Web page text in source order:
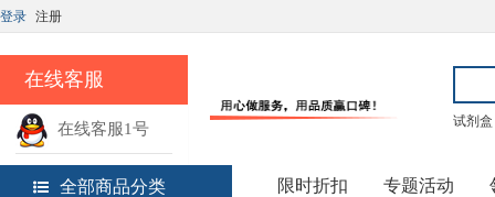
在线客服
在线客服1号
热线电话
登录 注册
试剂盒
全部商品分类 限时折扣 专题活动